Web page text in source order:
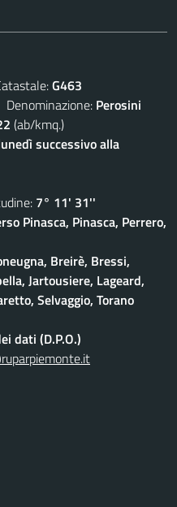
G463
Denominazione: Perosini
(ab/kmq.)
successivo alla
7° 11' 31''
Pinasca, Pinasca, Perrero,
Breirè, Bressi,
Jartousiere, Lageard,
Selvaggio, Torano
dati (D.P.O.)